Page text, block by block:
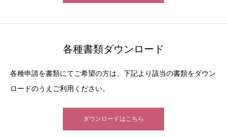
各種書類ダウンロード
各種申請を書類にてご希望の方は、下記より該当の書類をダウン
ロードのうえご利用ください。
ダウンロードはこちら